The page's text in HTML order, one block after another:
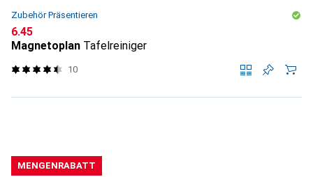
Zubehör Präsentieren
CHF
6.45
Magnetoplan Tafelreiniger
10
MENGENRABATT